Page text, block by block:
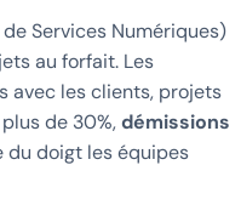
Services Numériques)
au forfait. Les
avec les clients, projets
de 30%,démissions
du doigt les équipes